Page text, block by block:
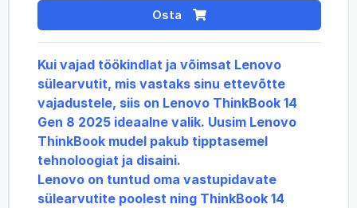
Osta
Kui vajad töökindlat ja võimsat Lenovo
sülearvutit, mis vastaks sinu ettevõtte
vajadustele, siis on Lenovo ThinkBook 14
Gen 8 2025 ideaalne valik. Uusim Lenovo
ThinkBook mudel pakub tipptasemel
tehnoloogiat ja disaini.
Lenovo on tuntud oma vastupidavate
sülearvutite poolest ning ThinkBook 14